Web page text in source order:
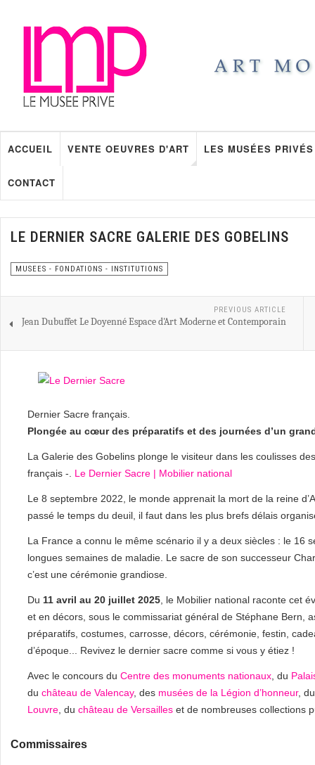
ACCUEIL VENTE OEUVRES D'ART LES MUSÉES PRIVÉS
CONTACT
LE DERNIER SACRE GALERIE DES GOBELINS
MUSEES - FONDATIONS - INSTITUTIONS
PREVIOUS ARTICLE
Jean Dubuffet Le Doyenné Espace d'Art Moderne et Contemporain
Dernier Sacre français.
Plongée au cœur des préparatifs et des journées d’un
La Galerie des Gobelins plonge le visiteur dans les coulisses
français -. Le Dernier Sacre | Mobilier national
Le 8 septembre 2022, le monde apprenait la mort de la reine
passé le temps du deuil, il faut dans les plus brefs délais
La France a connu le même scénario il y a deux siècles : le 16
longues semaines de maladie. Le sacre de son successeur
c’est une cérémonie grandiose.
Du 11 avril au 20 juillet 2025 , le Mobilier national raconte cet
et en décors, sous le commissariat général de Stéphane Bern,
préparatifs, costumes, carrosse, décors, cérémonie, festin,
d’époque... Revivez le dernier sacre comme si vous y étiez !
Avec le concours du Centre des monuments nationaux , du
du château de Valencay, des musées de la Légion d’honneur,
Louvre , du château de Versailles et de nombreuses collections
Commissaires